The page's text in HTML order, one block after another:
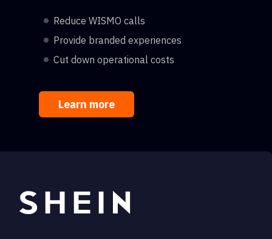
Reduce WISMO calls
Provide branded experiences
Cut down operational costs
Learn more